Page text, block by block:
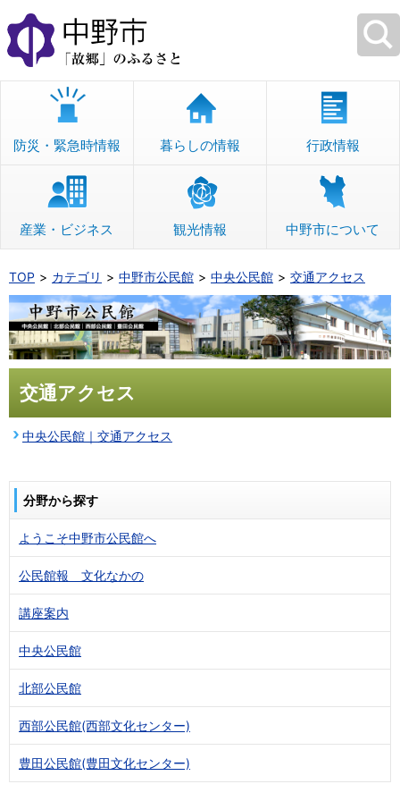
本
文
へ
移
防災・緊急時情報 暮らしの情報 行政情報
産業・ビジネス 観光情報 中野市について
TOP カテゴリ 中野市公民館 中央公民館 交通アクセス
交通アクセス
中央公民館｜交通アクセス
分野から探す
ようこそ中野市公民館へ
公民館報 文化なかの
講座案内
中央公民館
北部公民館
西部公民館(西部文化センター)
豊田公民館(豊田文化センター)